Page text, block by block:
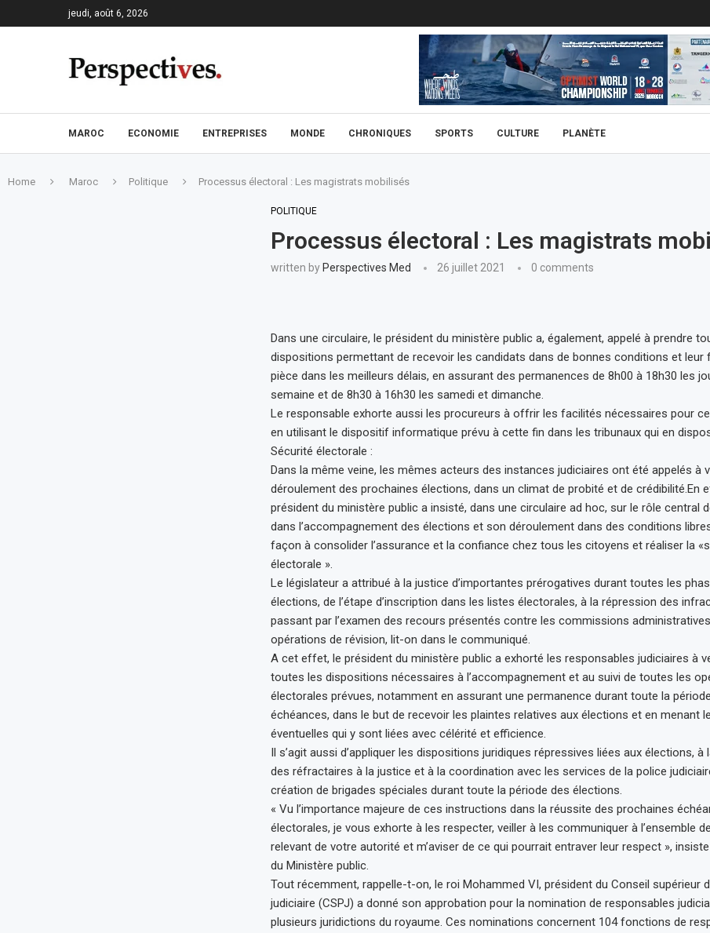
jeudi, août 6, 2026
MAROC ECONOMIE ENTREPRISES MONDE CHRONIQUES SPORTS CULTURE PLANÈTE
Home Maroc Politique Processus électoral : Les magistrats mobilisés
POLITIQUE
Processus électoral : Les magistrats
written by Perspectives Med 26 juillet 2021 0 comments
Dans une circulaire, le président du ministère public a, également, appelé à prendre
dispositions permettant de recevoir les candidats dans de bonnes conditions et leur
pièce dans les meilleurs délais, en assurant des permanences de 8h00 à 18h30 les
semaine et de 8h30 à 16h30 les samedi et dimanche.
Le responsable exhorte aussi les procureurs à offrir les facilités nécessaires pour
en utilisant le dispositif informatique prévu à cette fin dans les tribunaux qui en
Sécurité électorale :
Dans la même veine, les mêmes acteurs des instances judiciaires ont été appelés à
déroulement des prochaines élections, dans un climat de probité et de crédibilité.En
président du ministère public a insisté, dans une circulaire ad hoc, sur le rôle central
dans l’accompagnement des élections et son déroulement dans des conditions
façon à consolider l’assurance et la confiance chez tous les citoyens et réaliser la
électorale ».
Le législateur a attribué à la justice d’importantes prérogatives durant toutes les
élections, de l’étape d’inscription dans les listes électorales, à la répression des
passant par l’examen des recours présentés contre les commissions
opérations de révision, lit-on dans le communiqué.
A cet effet, le président du ministère public a exhorté les responsables judiciaires à
toutes les dispositions nécessaires à l’accompagnement et au suivi de toutes les
électorales prévues, notamment en assurant une permanence durant toute la
échéances, dans le but de recevoir les plaintes relatives aux élections et en menant
éventuelles qui y sont liées avec célérité et efficience.
Il s’agit aussi d’appliquer les dispositions juridiques répressives liées aux élections, à
des réfractaires à la justice et à la coordination avec les services de la police
création de brigades spéciales durant toute la période des élections.
« Vu l’importance majeure de ces instructions dans la réussite des prochaines
électorales, je vous exhorte à les respecter, veiller à les communiquer à l’ensemble
relevant de votre autorité et m’aviser de ce qui pourrait entraver leur respect »,
du Ministère public.
Tout récemment, rappelle-t-on, le roi Mohammed VI, président du Conseil supérieur
judiciaire (CSPJ) a donné son approbation pour la nomination de responsables
plusieurs juridictions du royaume. Ces nominations concernent 104 fonctions de